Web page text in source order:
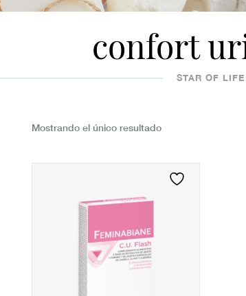
confort
STAR OF LIFE
Mostrando el único resultado